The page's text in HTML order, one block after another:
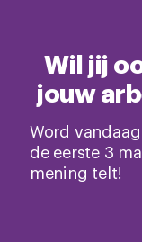
Wil jij
jouw
Word
de eerste 3
mening telt!